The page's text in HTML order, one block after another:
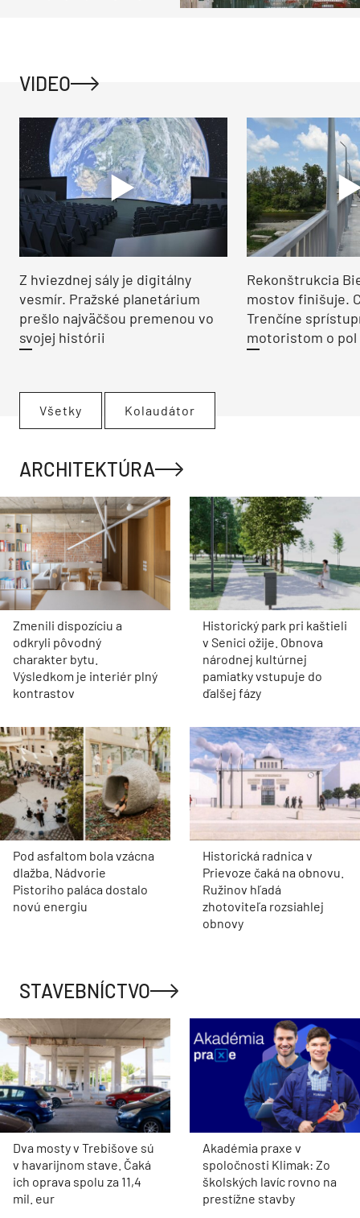
VIDEO
Z hviezdnej sály je digitálny
vesmír. Pražské planetárium
prešlo najväčšou premenou vo
svojej histórii
Rekonštrukcia
mostov finišuje.
Trenčíne
motoristom o pol
Všetky Kolaudátor
ARCHITEKTÚRA
Zmenili dispozíciu a
odkryli pôvodný
charakter bytu.
Výsledkom je interiér plný
kontrastov
Historický park pri kaštieli
v Senici ožije. Obnova
národnej kultúrnej
pamiatky vstupuje do
ďalšej fázy
Pod asfaltom bola vzácna
dlažba. Nádvorie
Pistoriho paláca dostalo
novú energiu
Historická radnica v
Prievoze čaká na obnovu.
Ružinov hľadá
zhotoviteľa rozsiahlej
obnovy
STAVEBNÍCTVO
Dva mosty v Trebišove sú
v havarijnom stave. Čaká
ich oprava spolu za 11,4
mil. eur
Akadémia praxe v
spoločnosti Klimak: Zo
školských lavíc rovno na
prestížne stavby